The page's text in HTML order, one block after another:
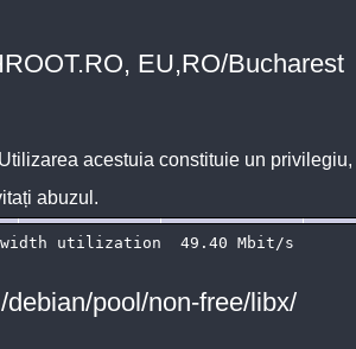
EU,RO/Bucharest
acestuia constituie un
abuzul.
debian/pool/non-free/libx/